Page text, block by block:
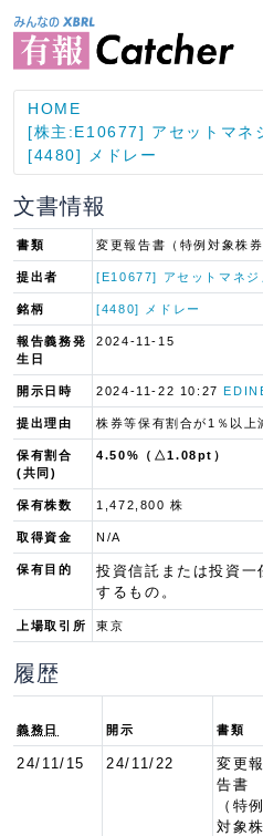
HOME
[株主:E10677] アセットマネ
[4480] メドレー
文書情報
書類 変更報告書（特例対象株券
提出者 [E10677] アセットマネジ
銘柄 [4480] メドレー
報告義務発
生日
2024-11-15
開示日時 2024-11-22 10:27
提出理由 株券等保有割合が1％以上
保有割合
(共同)
4.50%（△1.08pt）
保有株数 1,472,800 株
取得資金 N/A
保有目的
投資信託または投資一
するもの。
上場取引所 東京
履歴
義務日 開示 書類
24/11/15 24/11/22
変更報
告書
（特例
対象株